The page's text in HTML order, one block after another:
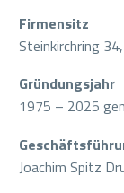
Firmensitz
Steinkirchring
Gründungsjahr
1975 – 2025
Joachim Spitz